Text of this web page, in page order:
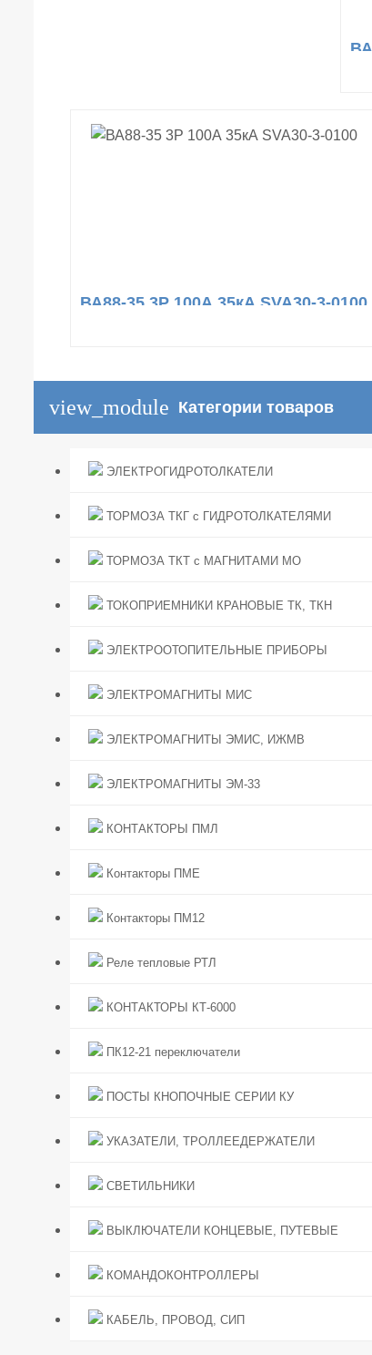
ВА88-35 3Р 100А 35кА SVA30-3-0100
view_module Категории товаров
ЭЛЕКТРОГИДРОТОЛКАТЕЛИ
ТОРМОЗА ТКГ с ГИДРОТОЛКАТЕЛЯМИ
ТОРМОЗА ТКТ с МАГНИТАМИ МО
ТОКОПРИЕМНИКИ КРАНОВЫЕ ТК, ТКН
ЭЛЕКТРООТОПИТЕЛЬНЫЕ ПРИБОРЫ
ЭЛЕКТРОМАГНИТЫ МИС
ЭЛЕКТРОМАГНИТЫ ЭМИС, ИЖМВ
ЭЛЕКТРОМАГНИТЫ ЭМ-33
КОНТАКТОРЫ ПМЛ
Контакторы ПМЕ
Контакторы ПМ12
Реле тепловые РТЛ
КОНТАКТОРЫ КТ-6000
ПК12-21 переключатели
ПОСТЫ КНОПОЧНЫЕ СЕРИИ КУ
УКАЗАТЕЛИ, ТРОЛЛЕЕДЕРЖАТЕЛИ
СВЕТИЛЬНИКИ
ВЫКЛЮЧАТЕЛИ КОНЦЕВЫЕ, ПУТЕВЫЕ
КОМАНДОКОНТРОЛЛЕРЫ
КАБЕЛЬ, ПРОВОД, СИП